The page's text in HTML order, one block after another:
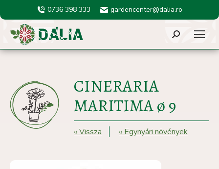
0736 398 333 gardencenter@dalia.ro
Search:
CINERARIA
MARITIMA ø 9
« Vissza « Egynyári növények